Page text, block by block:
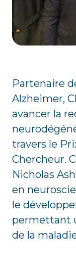
Partenaire
Alzheimer,
avancer la
travers le
Chercheur.
Nicholas
en
le
permettant
de la